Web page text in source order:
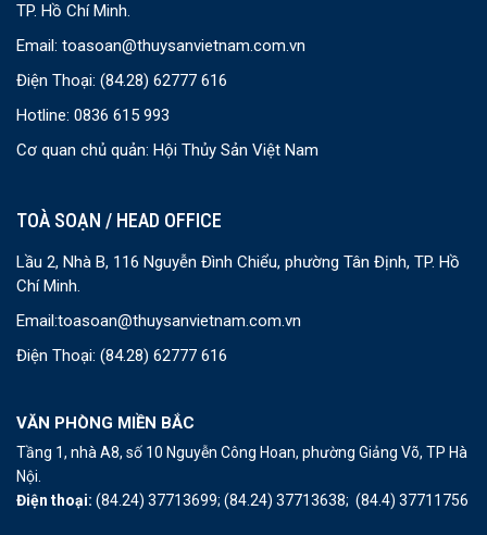
TP. Hồ Chí Minh.
Email: toasoan@thuysanvietnam.com.vn
Điện Thoại: (84.28) 62777 616
Hotline: 0836 615 993
Cơ quan chủ quản: Hội Thủy Sản Việt Nam
TOÀ SOẠN / HEAD OFFICE
Lầu 2, Nhà B, 116 Nguyễn Đình Chiểu, phường Tân Định, TP. Hồ
Chí Minh.
Email:toasoan@thuysanvietnam.com.vn
Điện Thoại: (84.28) 62777 616
VĂN PHÒNG MIỀN BẮC
Tầng 1, nhà A8, số 10 Nguyễn Công Hoan, phường Giảng Võ, TP Hà
Nội.
Điện thoại: (84.24) 37713699; (84.24) 37713638; (84.4) 37711756